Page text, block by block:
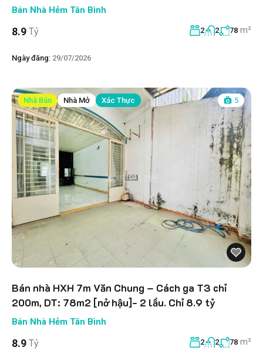
Bán Nhà Hẻm Tân Bình
8.9 Tỷ 2 2 78 m²
Ngày đăng: 29/07/2026
Nhà Bán Nhà Mở Xác Thực 5
Bán nhà HXH 7m Văn Chung – Cách ga T3 chỉ
200m, DT: 78m2 [nở hậu]- 2 lầu. Chỉ 8.9 tỷ
Bán Nhà Hẻm Tân Bình
8.9 Tỷ 2 2 78 m²